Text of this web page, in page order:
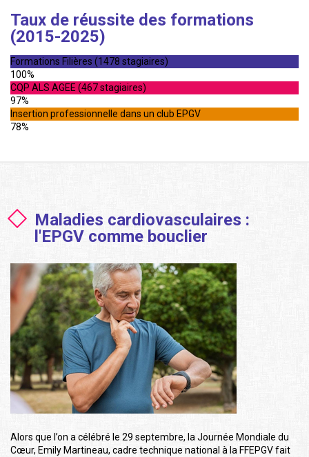
Taux de réussite des formations
(2015-2025)
Formations Filières (1478 stagiaires)
100%
CQP ALS AGEE (467 stagiaires)
97%
Insertion professionnelle dans un club EPGV
78%
Maladies cardiovasculaires :
l'EPGV comme bouclier
Alors que l’on a célébré le 29 septembre, la Journée Mondiale du
Cœur, Emily Martineau, cadre technique national à la FFEPGV fait